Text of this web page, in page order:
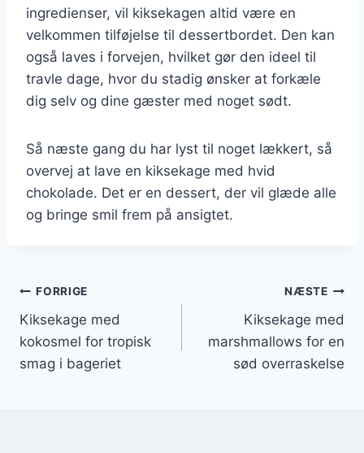
ingredienser, vil kiksekagen altid være en
velkommen tilføjelse til dessertbordet. Den kan
også laves i forvejen, hvilket gør den ideel til
travle dage, hvor du stadig ønsker at forkæle
dig selv og dine gæster med noget sødt.
Så næste gang du har lyst til noget lækkert, så
overvej at lave en kiksekage med hvid
chokolade. Det er en dessert, der vil glæde alle
og bringe smil frem på ansigtet.
Indlægsnavigation
FORRIGE
Kiksekage med
kokosmel for tropisk
smag i bageriet
NÆSTE
Kiksekage med
marshmallows for en
sød overraskelse